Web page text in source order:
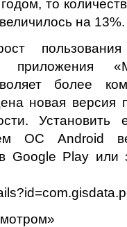
то
на 13%.
более
новая версия
ОС Android
Google Play